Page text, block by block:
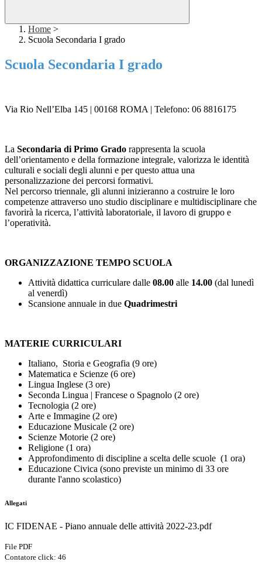
Home >
Scuola Secondaria I grado
Scuola Secondaria I grado
Via Rio Nell’Elba 145 | 00168 ROMA | Telefono: 06 8816175
La Secondaria di Primo Grado rappresenta la scuola
dell’orientamento e della formazione integrale, valorizza le identità
culturali e sociali degli alunni e per questo attua una
personalizzazione dei percorsi formativi.
Nel percorso triennale, gli alunni inizieranno a costruire le loro
competenze attraverso uno studio disciplinare e multidisciplinare che
favorirà la ricerca, l’attività laboratoriale, il lavoro di gruppo e
l’operatività.
ORGANIZZAZIONE TEMPO SCUOLA
Attività didattica curriculare dalle 08.00 alle 14.00 (dal lunedì
al venerdì)
Scansione annuale in due Quadrimestri
MATERIE CURRICULARI
Italiano, Storia e Geografia (9 ore)
Matematica e Scienze (6 ore)
Lingua Inglese (3 ore)
Seconda Lingua | Francese o Spagnolo (2 ore)
Tecnologia (2 ore)
Arte e Immagine (2 ore)
Educazione Musicale (2 ore)
Scienze Motorie (2 ore)
Religione (1 ora)
Approfondimento di discipline a scelta delle scuole (1 ora)
Educazione Civica (sono previste un minimo di 33 ore
durante l'anno scolastico)
Allegati
IC FIDENAE - Piano annuale delle attività 2022-23.pdf
File PDF
Contatore click: 46